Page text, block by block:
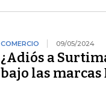
COMERCIO 09/05/2024
¿Adiós a
bajo las